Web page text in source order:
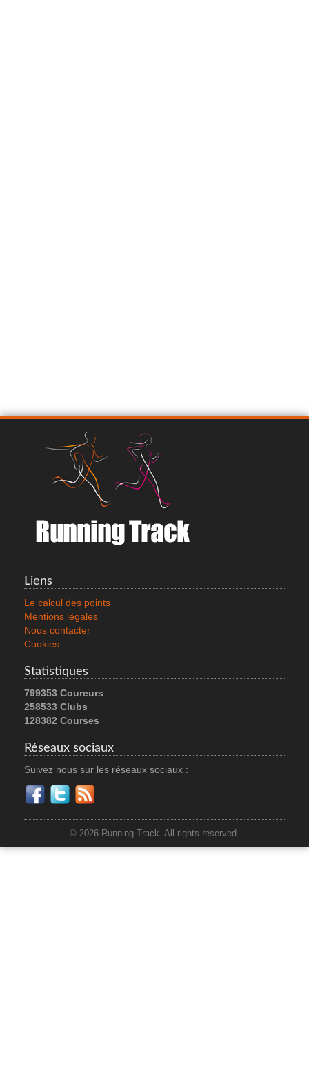
Liens
Le calcul des points
Mentions légales
Nous contacter
Cookies
Statistiques
799353 Coureurs
258533 Clubs
128382 Courses
Réseaux sociaux
Suivez nous sur les réseaux sociaux :
© 2026 Running Track. All rights reserved.